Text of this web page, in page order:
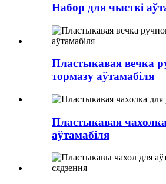
Набор для чысткі
Пластыкавая вечка
тормазу аўтамабіля
Пластыкавая
аўтамабіля